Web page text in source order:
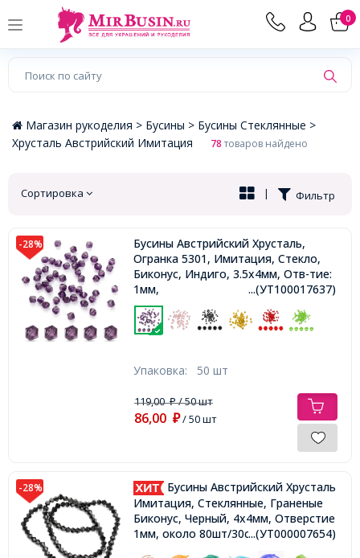
0
×
Магазин рукоделия > Бусины > Бусины Стеклянные >
Хрусталь Австрийский Имитация
78товаров найдено
Сортировка Фильтр
|
-28%
Бусины Австрийский Хрусталь,
Огранка 5301, Имитация, Стекло,
Биконус, Индиго, 3.5х4мм, Отв-тие:
1мм,
...(УТ100017637)
Упаковка: 50 шт
119,00₽/ 50 шт
86,00 ₽/ 50 шт
-28%
Бусины Австрийский Хрусталь
Имитация, Стеклянные, Граненые
Биконус, Черный, 4х4мм, Отверстие
1мм, около 80шт/30см/нить,...(УТ000007654)